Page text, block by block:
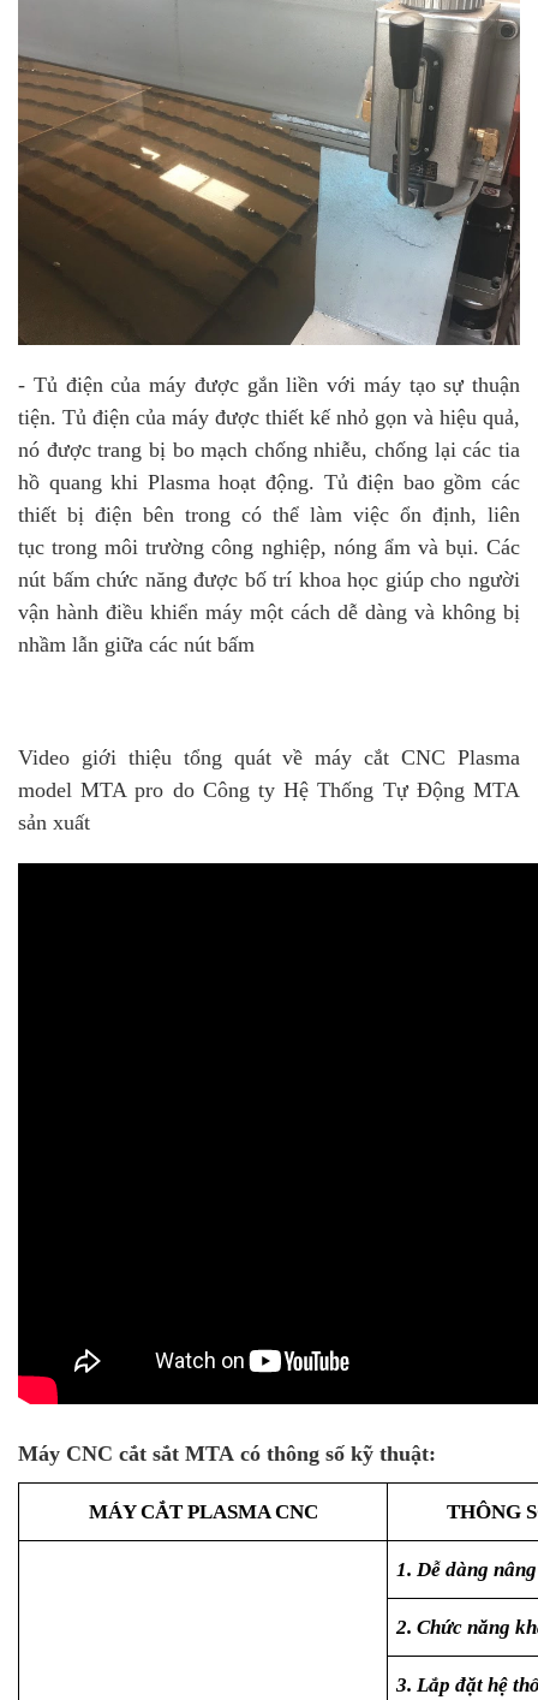
- Tủ điện của máy được gắn liền với máy tạo sự thuận
tiện. Tủ điện của máy được thiết kế nhỏ gọn và hiệu quả,
nó được trang bị bo mạch chống nhiễu, chống lại các tia
hồ quang khi Plasma hoạt động. Tủ điện bao gồm các
thiết bị điện bên trong có thể làm việc ổn định, liên
tục trong môi trường công nghiệp, nóng ẩm và bụi. Các
nút bấm chức năng được bố trí khoa học giúp cho người
vận hành điều khiển máy một cách dễ dàng và không bị
nhầm lẫn giữa các nút bấm
Video giới thiệu tổng quát về máy cắt CNC Plasma
model MTA pro do Công ty Hệ Thống Tự Động MTA
sản xuất
Máy CNC cắt sắt MTA có thông số kỹ thuật:
MÁY CẮT PLASMA CNC THÔNG
1. Dễ dàng
2. Chức năng
3. Lắp đặt hệ